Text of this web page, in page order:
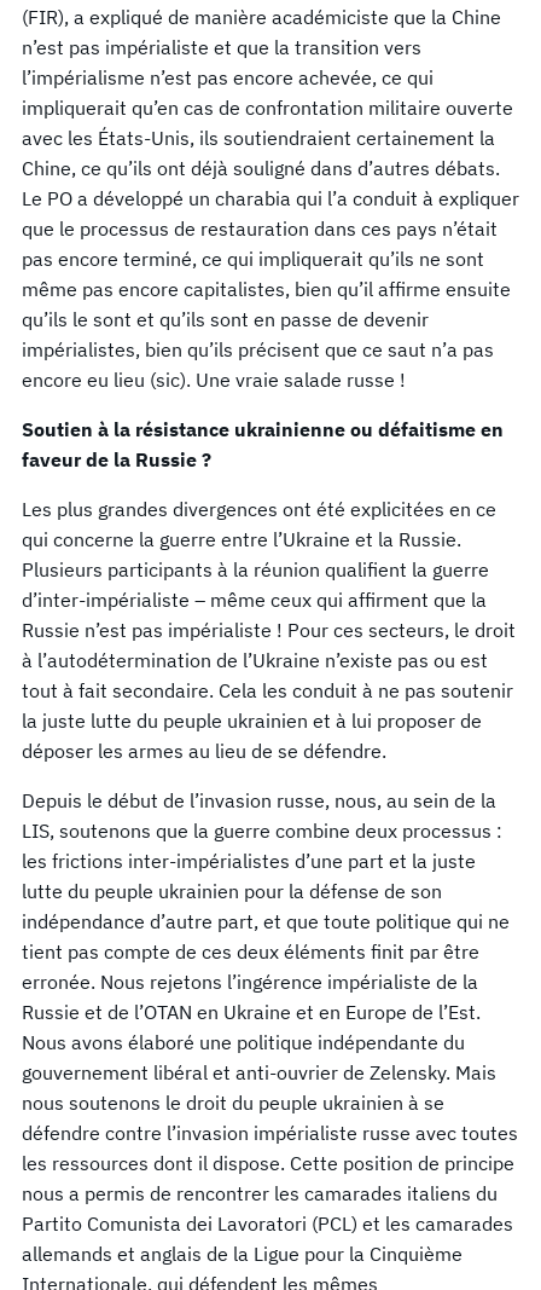
(FIR), a expliqué de manière académiciste que la Chine
n’est pas impérialiste et que la transition vers
l’impérialisme n’est pas encore achevée, ce qui
impliquerait qu’en cas de confrontation militaire ouverte
avec les États-Unis, ils soutiendraient certainement la
Chine, ce qu’ils ont déjà souligné dans d’autres débats.
Le PO a développé un charabia qui l’a conduit à expliquer
que le processus de restauration dans ces pays n’était
pas encore terminé, ce qui impliquerait qu’ils ne sont
même pas encore capitalistes, bien qu’il affirme ensuite
qu’ils le sont et qu’ils sont en passe de devenir
impérialistes, bien qu’ils précisent que ce saut n’a pas
encore eu lieu (sic). Une vraie salade russe !
Soutien à la résistance ukrainienne ou défaitisme en
faveur de la Russie ?
Les plus grandes divergences ont été explicitées en ce
qui concerne la guerre entre l’Ukraine et la Russie.
Plusieurs participants à la réunion qualifient la guerre
d’inter-impérialiste – même ceux qui affirment que la
Russie n’est pas impérialiste ! Pour ces secteurs, le droit
à l’autodétermination de l’Ukraine n’existe pas ou est
tout à fait secondaire. Cela les conduit à ne pas soutenir
la juste lutte du peuple ukrainien et à lui proposer de
déposer les armes au lieu de se défendre.
Depuis le début de l’invasion russe, nous, au sein de la
LIS, soutenons que la guerre combine deux processus :
les frictions inter-impérialistes d’une part et la juste
lutte du peuple ukrainien pour la défense de son
indépendance d’autre part, et que toute politique qui ne
tient pas compte de ces deux éléments finit par être
erronée. Nous rejetons l’ingérence impérialiste de la
Russie et de l’OTAN en Ukraine et en Europe de l’Est.
Nous avons élaboré une politique indépendante du
gouvernement libéral et anti-ouvrier de Zelensky. Mais
nous soutenons le droit du peuple ukrainien à se
défendre contre l’invasion impérialiste russe avec toutes
les ressources dont il dispose. Cette position de principe
nous a permis de rencontrer les camarades italiens du
Partito Comunista dei Lavoratori (PCL) et les camarades
allemands et anglais de la Ligue pour la Cinquième
Internationale, qui défendent les mêmes